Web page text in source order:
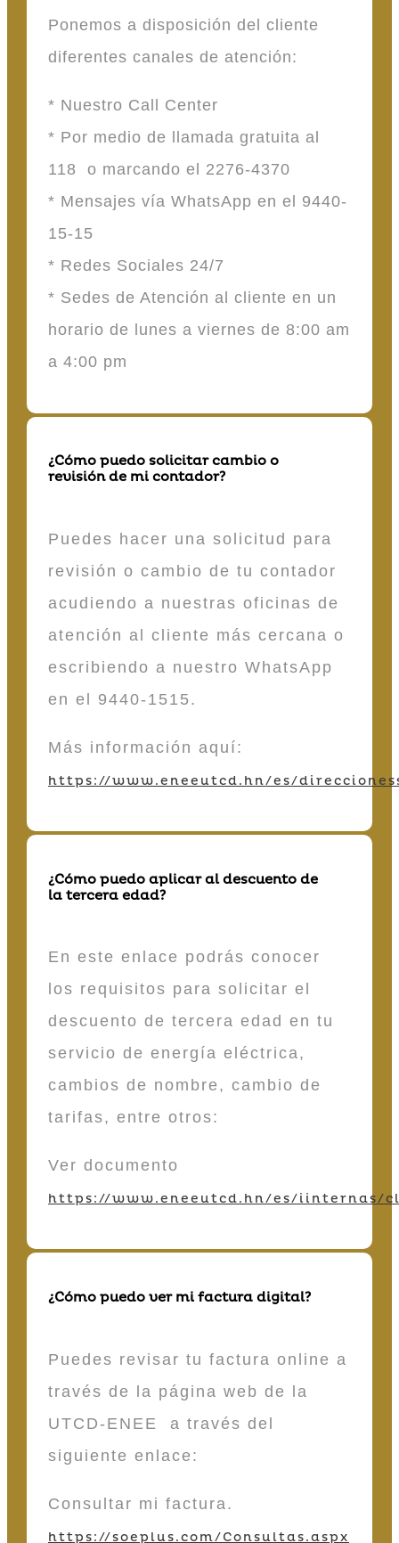
Ponemos a disposición del cliente
diferentes canales de atención:
* Nuestro Call Center
* Por medio de llamada gratuita al
118 o marcando el 2276-4370
* Mensajes vía WhatsApp en el 9440-
15-15
* Redes Sociales 24/7
* Sedes de Atención al cliente en un
horario de lunes a viernes de 8:00 am
a 4:00 pm
¿Cómo puedo solicitar cambio o
revisión de mi contador?
Puedes hacer una solicitud para
revisión o cambio de tu contador
acudiendo a nuestras oficinas de
atención al cliente más cercana o
escribiendo a nuestro WhatsApp
en el 9440-1515.
Más información aquí:
https://www.eneeutcd.hn/es/
¿Cómo puedo aplicar al descuento de
la tercera edad?
En este enlace podrás conocer
los requisitos para solicitar el
descuento de tercera edad en tu
servicio de energía eléctrica,
cambios de nombre, cambio de
tarifas, entre otros:
Ver documento
https://www.eneeutcd.hn/es/iinternas/
¿Cómo puedo ver mi factura digital?
Puedes revisar tu factura online a
través de la página web de la
UTCD-ENEE a través del
siguiente enlace:
Consultar mi factura.
https://soeplus.com/Consultas.aspx